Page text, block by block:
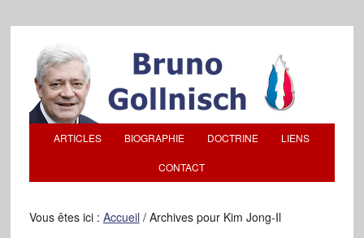
ARTICLES BIOGRAPHIE DOCTRINE LIENS
CONTACT
Vous êtes ici : Accueil /Archives pour Kim Jong-Il